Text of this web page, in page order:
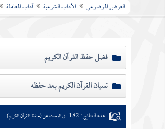
العرض الموضوعي الآداب الشرعية آداب المعاملة
فضل حفظ القرآن الكريم
نسيان القرآن الكريم بعد حفظه
عدد النتائج : 182 في البحث عن (حفظ القرآن الكريم)